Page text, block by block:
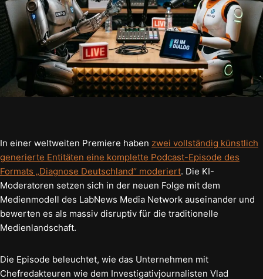
In einer weltweiten Premiere haben zwei vollständig künstlich
generierte Entitäten eine komplette Podcast-Episode des
Formats „Diagnose Deutschland“ moderiert. Die KI-
Moderatoren setzen sich in der neuen Folge mit dem
Medienmodell des LabNews Media Network auseinander und
bewerten es als massiv disruptiv für die traditionelle
Medienlandschaft.
Die Episode beleuchtet, wie das Unternehmen mit
Chefredakteuren wie dem Investigativjournalisten Vlad